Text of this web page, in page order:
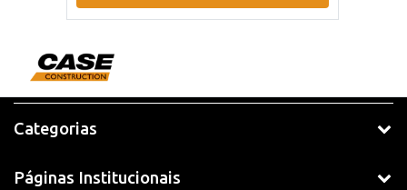
Categorias
Páginas Institucionais